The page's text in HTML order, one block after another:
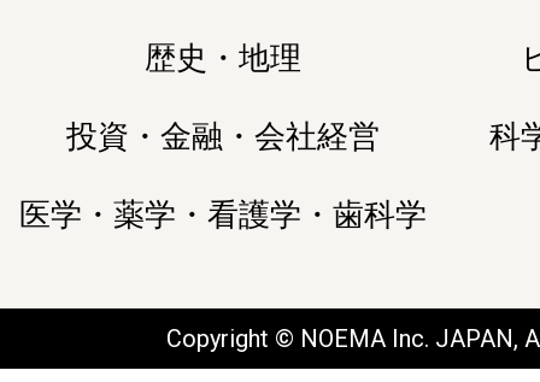
歴史・地理
投資・金融・会社経営 科
医学・薬学・看護学・歯科学
Copyright © NOEMA Inc. JAPAN,